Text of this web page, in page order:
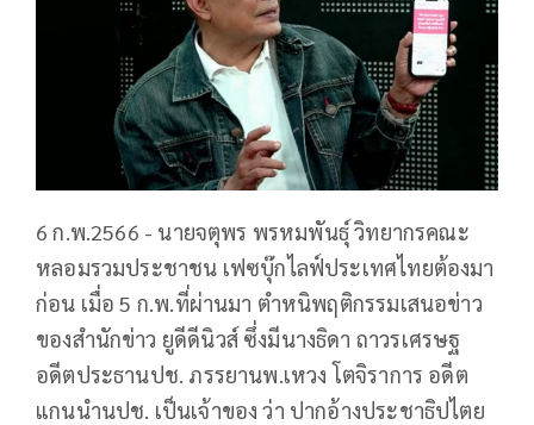
6 ก.พ.2566 - ​นายจตุพร พรหมพันธุ์ วิทยากรคณะ
หลอมรวมประชาชน เฟซบุ๊กไลฟ์ประเทศไทยต้องมา
ก่อน เมื่อ 5 ก.พ.ที่ผ่านมา ตำหนิพฤติกรรมเสนอข่าว
ของสำนักข่าว ยูดีดีนิวส์ ซึ่งมีนางธิดา ถาวรเศรษฐ
อดีตประธานปช. ภรรยานพ.เหวง โตจิราการ อดีต
แกนนำนปช. เป็นเจ้าของ ว่า ปากอ้างประชาธิปไตย